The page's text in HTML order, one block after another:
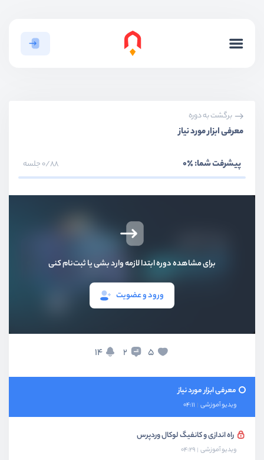
برگشت به دوره
معرفی ابزار مورد نیاز
پیشرفت شما:٪0 0/88 جلسه
برای مشاهده دوره ابتدا لازمه وارد بشی یا ثبت‌نام کنی
ورود و عضویت
5
2
14
بخش اول مقدمه و آماده سازی پروژه
ویدیو آموزشی
استفاده از المنتور در پروژه ها
معرفی افزودنی های المنتور
معرفی ابزار مورد نیاز
ویدیو آموزشی 04:11
راه اندازی و کانفیگ لوکال وردپرس
ویدیو آموزشی 04:29